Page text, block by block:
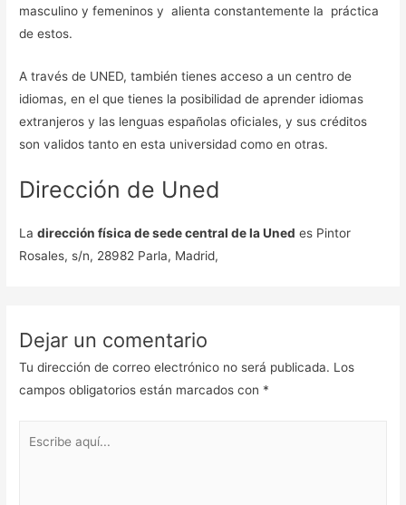
masculino y femeninos y alienta constantemente la práctica
de estos.
A través de UNED, también tienes acceso a un centro de
idiomas, en el que tienes la posibilidad de aprender idiomas
extranjeros y las lenguas españolas oficiales, y sus créditos
son validos tanto en esta universidad como en otras.
Dirección de Uned
Ladirección física de sede central de la Uned es Pintor
Rosales, s/n, 28982 Parla, Madrid,
Dejar un comentario
Tu dirección de correo electrónico no será publicada. Los
campos obligatorios están marcados con *